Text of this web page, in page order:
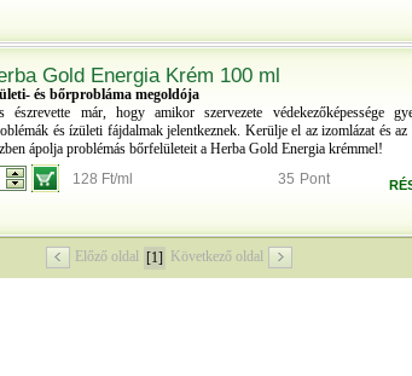
Gold Energia Krém 100 ml
és bőrprobláma megoldója
észrevette már, hogy amikor szervezete védekezőképessége
és ízületi fájdalmak jelentkeznek. Kerülje el az izomlázat és az
ápolja problémás bőrfelületeit a Herba Gold Energia krémmel!
128 Ft/ml
35 Pont
Előző oldal [1] Következő oldal